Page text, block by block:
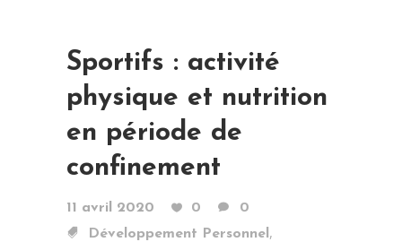
Sportifs : activité
physique et nutrition
en période de
confinement
11 avril 2020 0
0
Développement Personnel ,